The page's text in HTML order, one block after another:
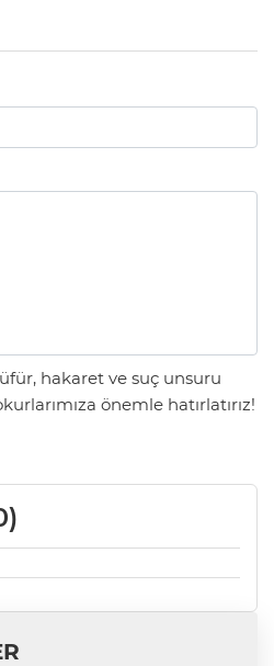
hakaret ve suç unsuru
önemle hatırlatırız!
)